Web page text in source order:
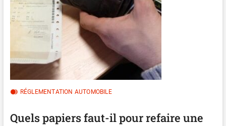
RÉGLEMENTATION AUTOMOBILE
Quels papiers faut-il pour refaire une